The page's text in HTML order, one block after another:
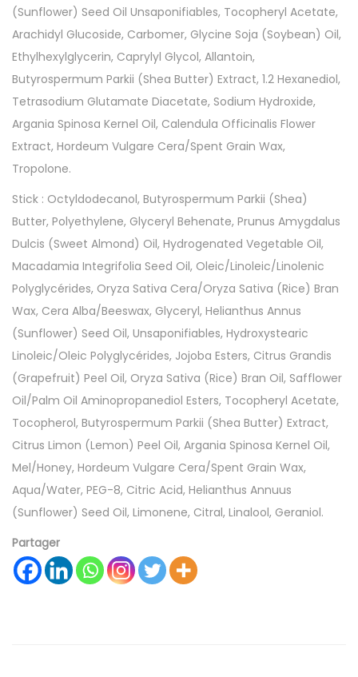
(Sunflower) Seed Oil Unsaponifiables, Tocopheryl Acetate,
Arachidyl Glucoside, Carbomer, Glycine Soja (Soybean) Oil,
Ethylhexylglycerin, Caprylyl Glycol, Allantoin,
Butyrospermum Parkii (Shea Butter) Extract, 1.2 Hexanediol,
Tetrasodium Glutamate Diacetate, Sodium Hydroxide,
Argania Spinosa Kernel Oil, Calendula Officinalis Flower
Extract, Hordeum Vulgare Cera/Spent Grain Wax,
Tropolone.
Stick : Octyldodecanol, Butyrospermum Parkii (Shea)
Butter, Polyethylene, Glyceryl Behenate, Prunus Amygdalus
Dulcis (Sweet Almond) Oil, Hydrogenated Vegetable Oil,
Macadamia Integrifolia Seed Oil, Oleic/Linoleic/Linolenic
Polyglycérides, Oryza Sativa Cera/Oryza Sativa (Rice) Bran
Wax, Cera Alba/Beeswax, Glyceryl, Helianthus Annus
(Sunflower) Seed Oil, Unsaponifiables, Hydroxystearic
Linoleic/Oleic Polyglycérides, Jojoba Esters, Citrus Grandis
(Grapefruit) Peel Oil, Oryza Sativa (Rice) Bran Oil, Safflower
Oil/Palm Oil Aminopropanediol Esters, Tocopheryl Acetate,
Tocopherol, Butyrospermum Parkii (Shea Butter) Extract,
Citrus Limon (Lemon) Peel Oil, Argania Spinosa Kernel Oil,
Mel/Honey, Hordeum Vulgare Cera/Spent Grain Wax,
Aqua/Water, PEG-8, Citric Acid, Helianthus Annuus
(Sunflower) Seed Oil, Limonene, Citral, Linalool, Geraniol.
Partager